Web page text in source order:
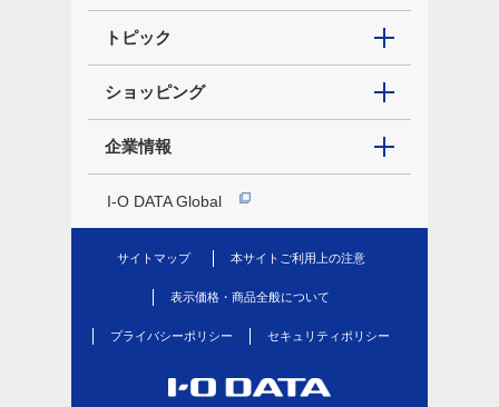
トピック
ショッピング
企業情報
I-O DATA Global
サイトマップ 本サイトご利用上の注意
表示価格・商品全般について
プライバシーポリシー セキュリティポリシー